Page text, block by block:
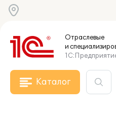
Отраслевые
и
Каталог